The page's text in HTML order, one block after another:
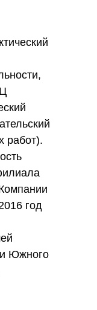
работ).
год
Южного